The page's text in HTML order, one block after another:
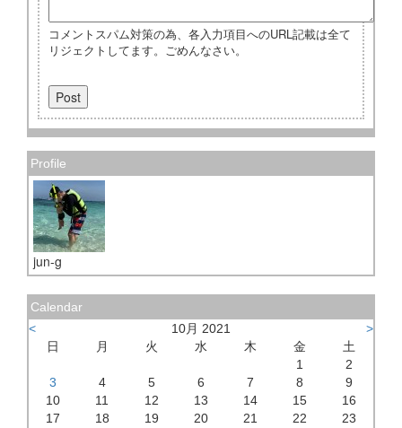
コメントスパム対策の為、各入力項目へのURL記載は全て
リジェクトしてます。ごめんなさい。
Profile
jun-g
Calendar
<
10月 2021
>
日
月 火 水 木 金
土
1
2
3
4 5 6 7 8
9
10
11 12 13 14 15
16
17
18 19 20 21 22
23